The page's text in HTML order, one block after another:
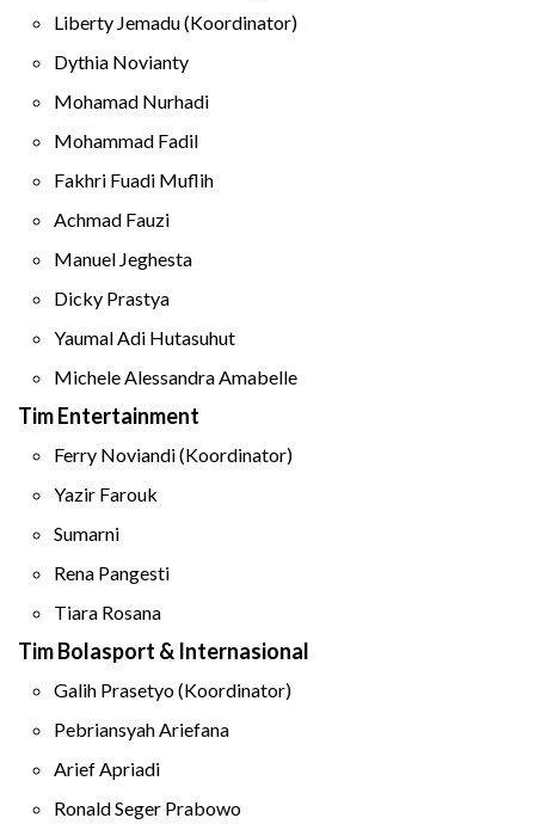
Liberty Jemadu (Koordinator)
Dythia Novianty
Mohamad Nurhadi
Mohammad Fadil
Fakhri Fuadi Muflih
Achmad Fauzi
Manuel Jeghesta
Dicky Prastya
Yaumal Adi Hutasuhut
Michele Alessandra Amabelle
Tim Entertainment
Ferry Noviandi (Koordinator)
Yazir Farouk
Sumarni
Rena Pangesti
Tiara Rosana
Tim Bolasport & Internasional
Galih Prasetyo (Koordinator)
Pebriansyah Ariefana
Arief Apriadi
Ronald Seger Prabowo